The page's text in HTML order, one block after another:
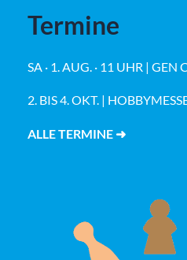
Termine
SA · 1. AUG. · 11 UHR |
2. BIS 4. OKT. |
ALLE TERMINE ➜